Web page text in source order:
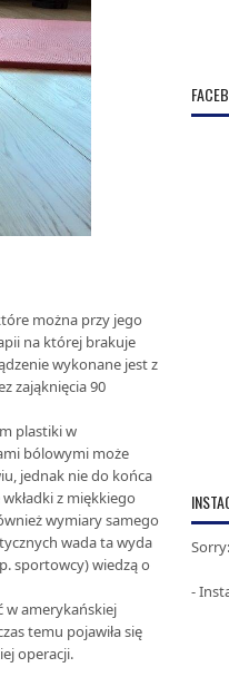
można przy jego
na której brakuje
wykonane jest z
zająknięcia 90
plastiki w
bólowymi może
jednak nie do końca
z miękkiego
wymiary samego
wada ta wyda
sportowcy) wiedzą o
w amerykańskiej
temu pojawiła się
operacji.
Sorry:
-